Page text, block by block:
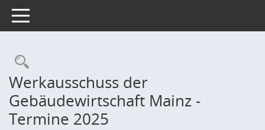
Toggle navigation
Rechercheauswahl
Werkausschuss der
Gebäudewirtschaft Mainz -
Termine 2025